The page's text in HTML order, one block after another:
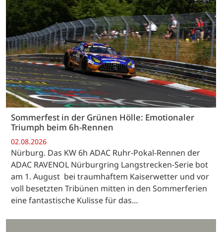
Sommerfest in der Grünen Hölle: Emotionaler
Triumph beim 6h-Rennen
02.08.2026
Nürburg. Das KW 6h ADAC Ruhr-Pokal-Rennen der
ADAC RAVENOL Nürburgring Langstrecken-Serie bot
am 1. August bei traumhaftem Kaiserwetter und vor
voll besetzten Tribünen mitten in den Sommerferien
eine fantastische Kulisse für das…